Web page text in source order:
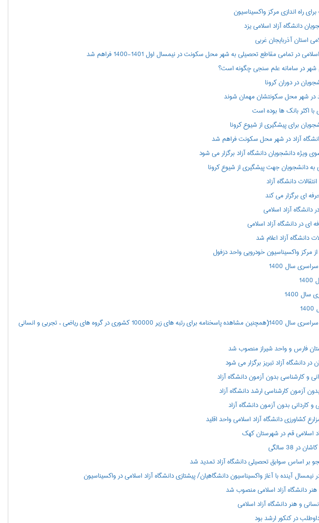
راه اندازی مرکز واکسیناسیون
دانشگاه آزاد اسلامی یزد
استان آذربایجان غربی
در تمامی مقاطع تحصیلی به شهر محل سکونت در نیمسال اول 1401-1400 فراهم شد
شهر در سامانه علم سنجی چگونه است؟
در دوران کرونا
در شهر محل سکونتشان مهمان شوند
اکثر بانک ها بوده است
برای پیشگیری از شیوع کرونا
آزاد در شهر محل سکونت فراهم شد
ویژه دانشجویان دانشگاه آزاد برگزار می شود
به دانشجویان جهت پیشگیری از شیوع کرونا
دانشگاه آزاد
ای برگزار می کند
دانشگاه آزاد اسلامی
ای در دانشگاه آزاد اسلامی
دانشگاه آزاد اعلام شد
از مرکز واکسیناسیون خودرویی واحد دزفول
سال 1400
1400
اعلام نتايج مرحله اول آزمون سراسري سال 1400(همچنین مشاهده پاسخنامه برای رتبه های زیر 100000 کشوری در گروه های ریاضی ، تجربی و انسانی
فارس و واحد شیراز منصوب شد
دانشگاه آزاد تبریز برگزار می شود
و کارشناسی بدون آزمون دانشگاه آزاد
کاردانی بدون آزمون دانشگاه آزاد
اسلامی قم در شهرستان کهک
38 سالگی
بر اساس سوابق تحصیلی دانشگاه آزاد تمدید شد
آینده با آغاز واکسیناسیون دانشگاهیان/ پیشتازی دانشگاه آزاد اسلامی در واکسیناسیون
دانشگاه آزاد اسلامی منصوب شد
و هنر دانشگاه آزاد اسلامی